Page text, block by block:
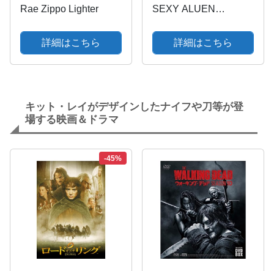
Rae Zippo Lighter
詳細はこちら
SEXY ALUEN
LIGHTER SEALED IN
BOX R1193
詳細はこちら
キット・レイがデザインしたナイフや刀等が登
場する映画＆ドラマ
-45%